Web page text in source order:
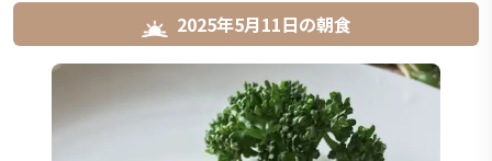
2025年5月11日の朝食